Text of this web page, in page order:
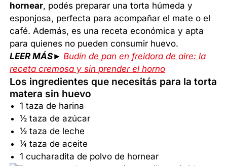
hornear, podés preparar una torta húmeda y
esponjosa, perfecta para acompañar el mate o el
café. Además, es una receta económica y apta
para quienes no pueden consumir huevo.
LEER MÁS►Budín de pan en freidora de aire: la
receta cremosa y sin prender el horno
Los ingredientes que necesitás para la torta
matera sin huevo
1 taza de harina
½ taza de azúcar
½ taza de leche
¼ taza de aceite
1 cucharadita de polvo de hornear